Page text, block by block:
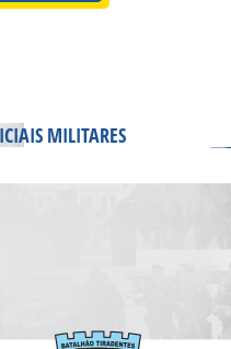
MILITARES